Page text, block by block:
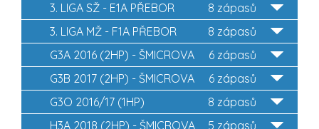
8 zápasů
3. LIGA SŽ - E1A PŘEBOR
8 zápasů
3. LIGA MŽ - F1A PŘEBOR
6 zápasů
G3A 2016 (2HP) - ŠMICROVA
6 zápasů
G3B 2017 (2HP) - ŠMICROVA
8 zápasů
G3O 2016/17 (1HP)
5 zápasů
H3A 2018 (2HP) - ŠMICROVA